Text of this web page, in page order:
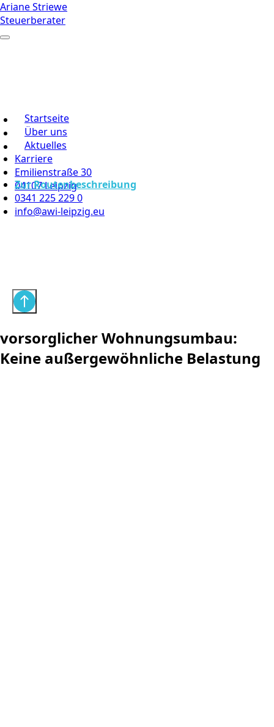
Ariane Striewe
Steuerberater
Startseite
Über uns
Aktuelles
Karriere
Emilienstraße 30
04107 Leipzig
Zur Routenbeschreibung
0341 225 229 0
info@awi-leipzig.eu
vorsorglicher Wohnungsumbau:
Keine außergewöhnliche Belastung